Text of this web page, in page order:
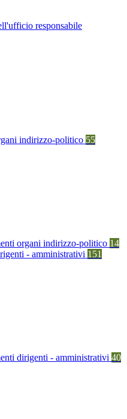
responsabile
indirizzo-politico 55
organi indirizzo-politico 14
- amministrativi 151
dirigenti - amministrativi 40